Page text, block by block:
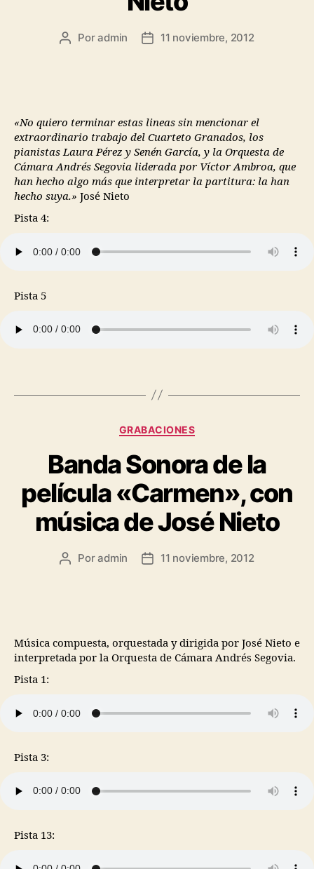
Poradmin 11 noviembre, 2012
«No quiero terminar estas lineas sin mencionar el
extraordinario trabajo del Cuarteto Granados, los
pianistas Laura Pérez y Senén García, y la Orquesta de
Cámara Andrés Segovia liderada por Víctor Ambroa, que
han hecho algo más que interpretar la partitura: la han
hecho suya.» José Nieto
Pista 4:
Pista 5
GRABACIONES
Banda Sonora de la
película «Carmen», con
música de José Nieto
Poradmin 11 noviembre, 2012
Música compuesta, orquestada y dirigida por José Nieto e
interpretada por la Orquesta de Cámara Andrés Segovia.
Pista 1:
Pista 3:
Pista 13: